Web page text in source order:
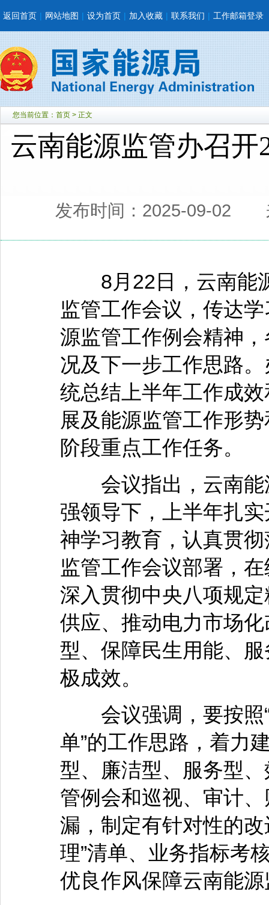
返回首页 | 网站地图 | 设为首页 | 加入收藏 | 联系我们 | 工作邮箱登录
您当前位置： 首页 > 正文
云南能源监管办召开
发布时间：2025-09-02
8月22日，云南能
监管工作会议，传达
源监管工作例会精神
况及下一步工作思路
统总结上半年工作成
展及能源监管工作形
阶段重点工作任务。
会议指出，云南能
强领导下，上半年扎
神学习教育，认真贯
监管工作会议部署，
深入贯彻中央八项规
供应、推动电力市场
型、保障民生用能、
极成效。
会议强调，要按照“
单”的工作思路，着力
型、廉洁型、服务型
管例会和巡视、审计
漏，制定有针对性的
理”清单、业务指标考
优良作风保障云南能